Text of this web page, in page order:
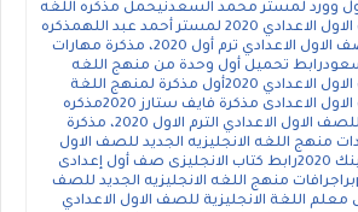
وورد لمستر محمد السعدنيحمل مذكره اللغه
الانجليزيه للصف الاول الاعدادي 2020 لمستر أحمد عبد اللهمذكره
لغه إنجليزيه للصف الاول الاعدادي ترم أول 2020، مذكرة مهارات
تحميل أول وحدة من منهج اللغه
الانجليزيه للصف الاول الاعدادي 2020أول مذكرة لمنهج اللغة
الانجليزية للصف الاول الاعدادى مذكرة فايف ستارز 2020مذكره
اللغه الانجليزيه للصف الاول الاعدادي الترم الاول 2020، مذكرة
منهج اللغه الانجليزيه الجديد للصف الاول
الاعدادي منهج لينك 2020رابط كتاب الانجليزى صف أول إعدادى
ترم أول 2020 pdfبراجرافات منهج اللغه الانجليزيه الجديد للصف
معلم اللغة الانجليزية للصف الاول الاعدادي